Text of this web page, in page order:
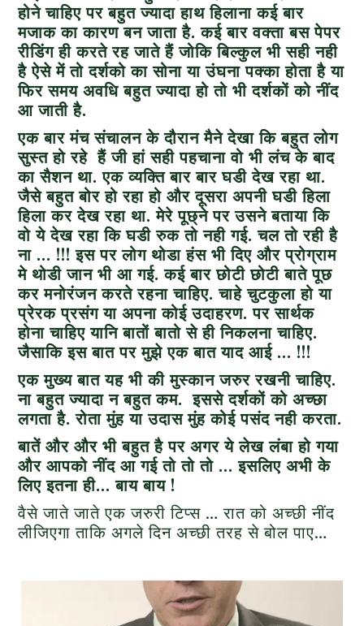
होने चाहिए पर बहुत ज्यादा हाथ हिलाना कई बार
मजाक का कारण बन जाता है. कई बार वक्ता बस पेपर
रीडिंग ही करते रह जाते हैं जोकि बिल्कुल भी सही नही
है ऐसे में तो दर्शको का सोना या उंघना पक्का होता है या
फिर समय अवधि बहुत ज्यादा हो तो भी दर्शकों को नींद
आ जाती है.
एक बार मंच संचालन के दौरान मैने देखा कि बहुत लोग
सुस्त हो रहे हैं जी हां सही पहचाना वो भी लंच के बाद
का सैशन था. एक व्यक्ति बार बार घडी देख रहा था.
जैसे बहुत बोर हो रहा हो और दूसरा अपनी घडी हिला
हिला कर देख रहा था. मेरे पूछ्ने पर उसने बताया कि
वो ये देख रहा कि घडी रुक तो नही गई. चल तो रही है
ना … !!! इस पर लोग थोडा हंस भी दिए और प्रोग्राम
मे थोडी जान भी आ गई. कई बार छोटी छोटी बाते पूछ
कर मनोरंजन करते रहना चाहिए. चाहे चुटकुला हो या
प्रेरक प्रसंग या अपना कोई उदाहरण. पर सार्थक
होना चाहिए यानि बातों बातो से ही निकलना चाहिए.
जैसाकि इस बात पर मुझे एक बात याद आई … !!!
एक मुख्य बात यह भी की मुस्कान जरुर रखनी चाहिए.
ना बहुत ज्यादा न बहुत कम. इससे दर्शकों को अच्छा
लगता है. रोता मुंह या उदास मुंह कोई पसंद नही करता.
बातें और और भी बहुत है पर अगर ये लेख लंबा हो गया
और आपको नींद आ गई तो तो तो … इसलिए अभी के
लिए इतना ही… बाय बाय !
वैसे जाते जाते एक जरुरी टिप्स … रात को अच्छी नींद
लीजिएगा ताकि अगले दिन अच्छी तरह से बोल पाए…